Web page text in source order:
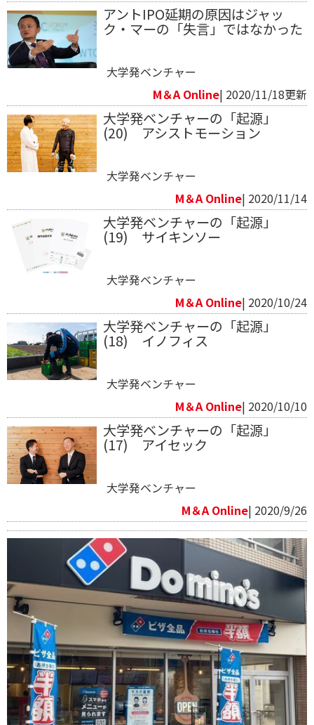
アントIPO延期の原因はジャッ
ク・マーの「失言」ではなかった
大学発ベンチャー
M＆A Online| 2020/11/18更新
大学発ベンチャーの「起源」
(20) アシストモーション
大学発ベンチャー
M＆A Online| 2020/11/14
大学発ベンチャーの「起源」
(19) サイキンソー
大学発ベンチャー
M＆A Online| 2020/10/24
大学発ベンチャーの「起源」
(18) イノフィス
大学発ベンチャー
M＆A Online| 2020/10/10
大学発ベンチャーの「起源」
(17) アイセック
大学発ベンチャー
M＆A Online| 2020/9/26